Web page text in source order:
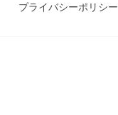
プライバシーポリシー